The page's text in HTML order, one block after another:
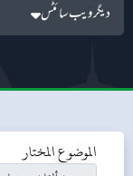
دیگر ویب سائٹس
الموضوع المختار